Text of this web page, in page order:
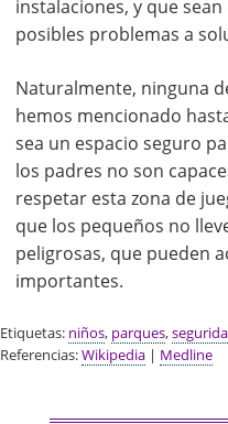
instalaciones, y que
posibles problemas a
Naturalmente, ninguna
hemos mencionado
sea un espacio seguro
los padres no son
respetar esta zona de
que los pequeños no
peligrosas, que pueden
importantes.
Etiquetas: niños, parques,
Referencias:Wikipedia | Medline